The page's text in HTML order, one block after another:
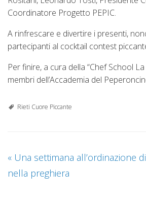
Coordinatore Progetto PEPIC.
A rinfrescare e divertire i presenti,
partecipanti al cocktail contest
Per finire, a cura della “Chef School
membri dell’Accademia del
Rieti Cuore Piccante
« Una settimana all’ordinazione
nella preghiera